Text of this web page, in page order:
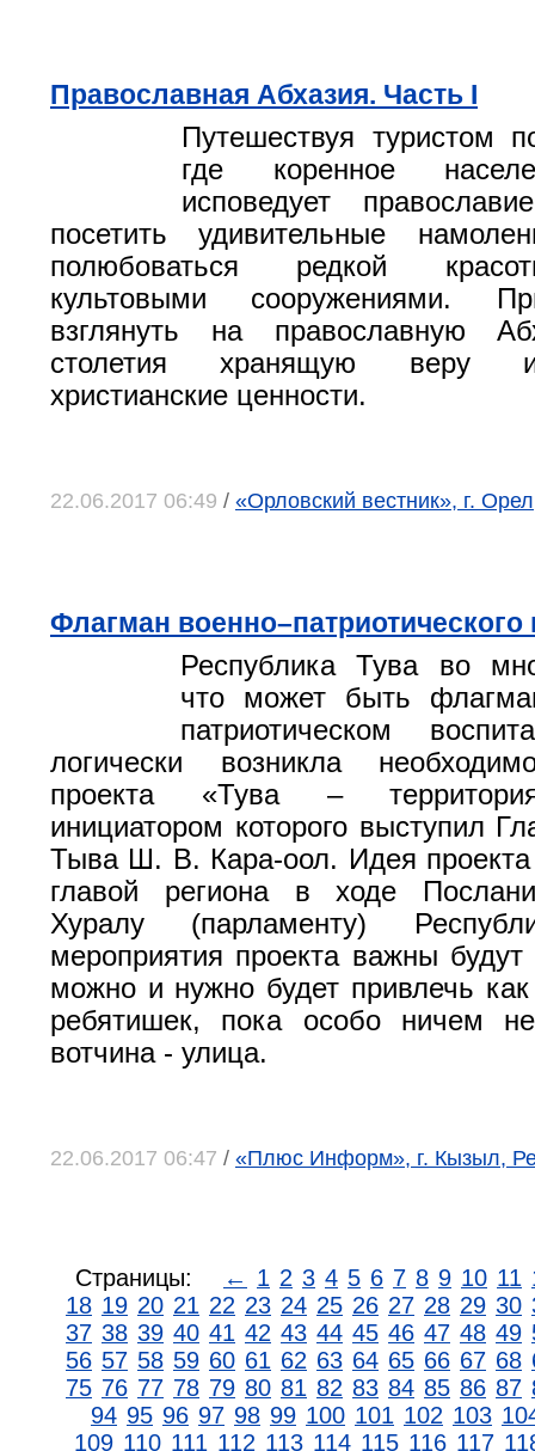
Православная Абхазия. Часть I
Путешествуя туристом
где коренное
исповедует
посетить удивительные
полюбоваться редкой
культовыми сооружениями.
взглянуть на православную
столетия хранящую веру
христианские ценности.
22.06.2017 06:49 / «Орловский вестник», г.
Флагман военно–патриотического
Республика Тува во
что может быть
патриотическом
логически возникла
проекта «Тува –
инициатором которого выступил
Тыва Ш. В. Кара-оол. Идея проекта
главой региона в ходе
Хуралу (парламенту)
мероприятия проекта важны
можно и нужно будет привлечь
ребятишек, пока особо ничем
вотчина - улица.
22.06.2017 06:47 / «Плюс Информ», г. Кызыл,
Страницы: ← 1 2 3 4 5 6 7 8 9 10 11
18 19 20 21 22 23 24 25 26 27 28 29 30
37 38 39 40 41 42 43 44 45 46 47 48 49
56 57 58 59 60 61 62 63 64 65 66 67 68
75 76 77 78 79 80 81 82 83 84 85 86 87
94 95 96 97 98 99 100 101 102 103
109 110 111 112 113 114 115 116 117